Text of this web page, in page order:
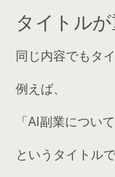
タイトル
同じ内容でもタ
例えば、
「AI副業について
というタイトル